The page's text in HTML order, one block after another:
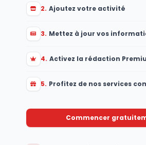
2. Ajoutez votre activité
3. Mettez à jour vos
4. Activez la rédaction
5. Profitez de nos services
Commencer